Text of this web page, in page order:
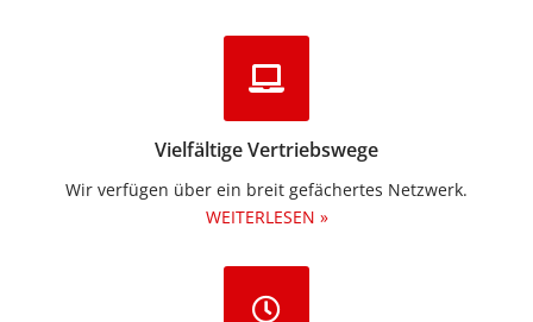
Vielfältige Vertriebswege
Wir verfügen über ein breit gefächertes Netzwerk.
WEITERLESEN »